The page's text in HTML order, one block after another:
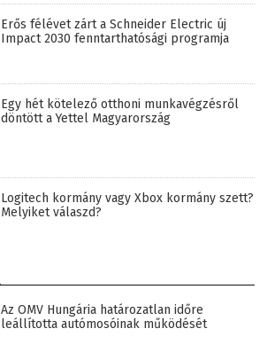
Erős félévet zárt a Schneider Electric új
Impact 2030 fenntarthatósági programja
Egy hét kötelező otthoni munkavégzésről
döntött a Yettel Magyarország
Logitech kormány vagy Xbox kormány szett?
Melyiket válaszd?
Az OMV Hungária határozatlan időre
leállította autómosóinak működését